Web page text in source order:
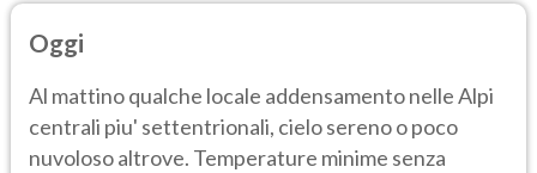
Oggi
Al mattino qualche locale addensamento nelle Alpi
centrali piu' settentrionali, cielo sereno o poco
nuvoloso altrove. Temperature minime senza